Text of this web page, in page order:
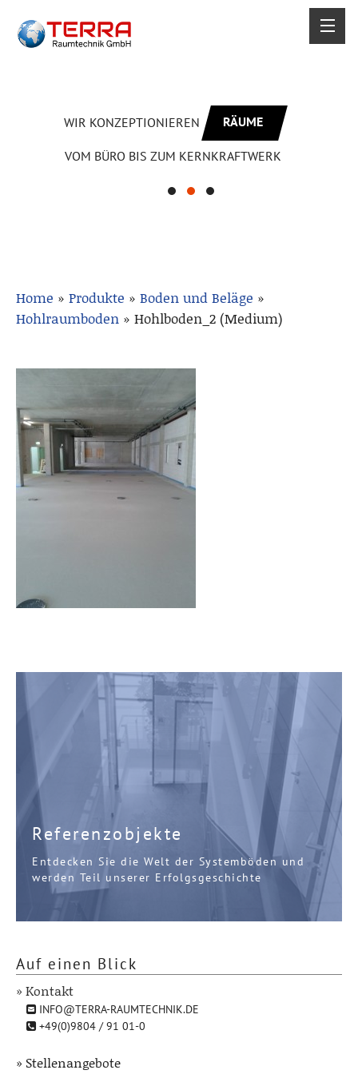
WIR KONZEPTIONIEREN RÄUME
VOM BÜRO BIS ZUM KERNKRAFTWERK
Home » Produkte » Boden und Beläge »
Hohlraumboden » Hohlboden_2 (Medium)
Referenzobjekte
Entdecken Sie die Welt der Systemböden und
werden Teil unserer Erfolgsgeschichte
Auf einen Blick
» Kontakt
INFO@TERRA-RAUMTECHNIK.DE
+49(0)9804 / 91 01-0
» Stellenangebote